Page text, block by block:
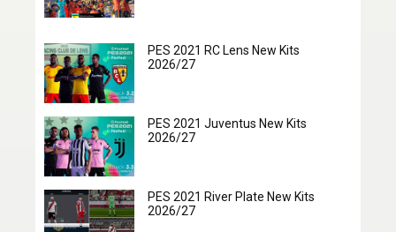
PES 2021 RC Lens New Kits
2026/27
PES 2021 Juventus New Kits
2026/27
PES 2021 River Plate New Kits
2026/27